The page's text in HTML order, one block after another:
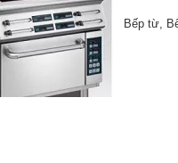
Bếp từ,